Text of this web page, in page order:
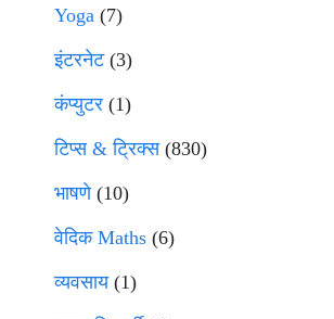
Yoga (7)
इंटरनेट(3)
कंप्युटर (1)
टिप्स & ट्रिक्स(830)
भाषणे(10)
वेदिक Maths (6)
व्यवसाय(1)